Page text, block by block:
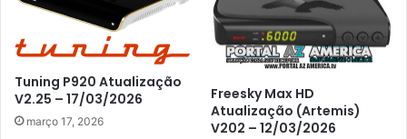
Tuning P920 Atualização
V2.25 – 17/03/2026
março 17, 2026
Freesky Max HD
Atualização (Artemis)
V202 – 12/03/2026